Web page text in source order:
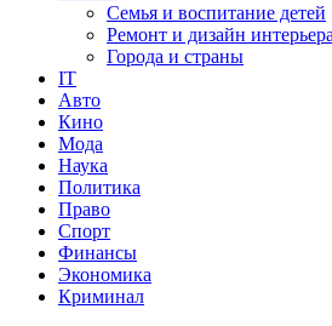
Семья и воспитание детей
Ремонт и дизайн интерьера
Города и страны
IT
Авто
Кино
Мода
Наука
Политика
Право
Спорт
Финансы
Экономика
Криминал